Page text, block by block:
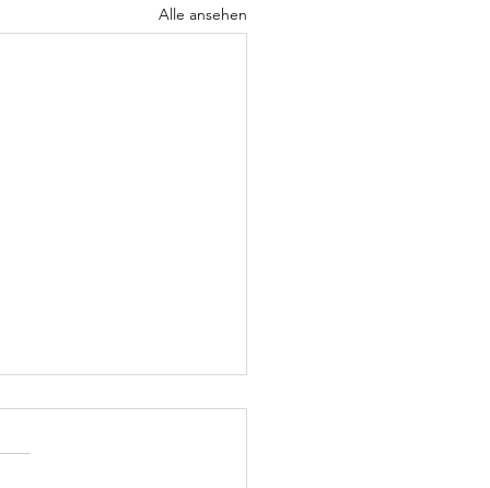
Alle ansehen